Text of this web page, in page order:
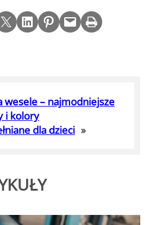
Page Share on LinkedIn Share on Pinterest Email this Page Print this Page
wesele – najmodniejsze
i kolory
dla dzieci »